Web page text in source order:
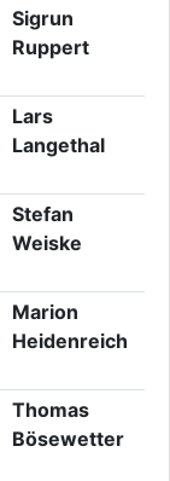
Sigrun
Ruppert
Lars
Langethal
Stefan
Weiske
Marion
Heidenreich
Thomas
Bösewetter